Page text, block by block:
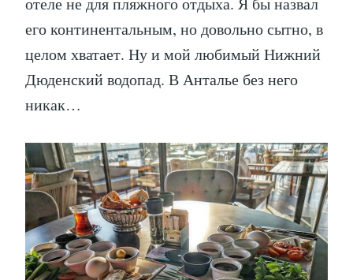
его континентальным, но довольно сытно, в
целом хватает. Ну и мой любимый Нижний
Дюденский водопад. В Анталье без него
никак…